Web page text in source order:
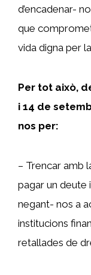
d’encadenar-
que
vida digna per
Per tot això,
i 14 de
nos per:
– Trencar amb
pagar un deute
negant- nos a
institucions
retallades de